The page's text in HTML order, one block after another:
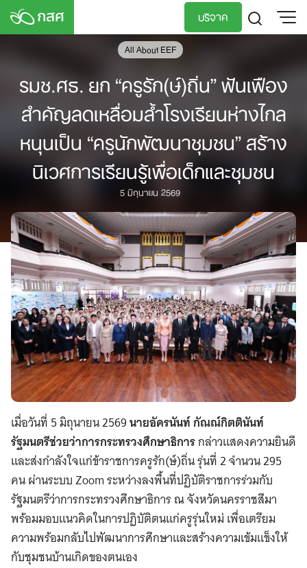
Skip
บริจาค
All About EEF
รมช.ศธ. ยก “ครูรัก(ษ์)ถิ่น” ฟันเฟือง
สำคัญลดเหลื่อมล้ำโรงเรียนห่างไกล
หนุนเป็น “ครูนักพัฒนาชุมชน” สร้าง
นิเวศการเรียนรู้เพื่อเด็กและชุมชน
5 มิถุนายน 2569
เมื่อวันที่ 5 มิถุนายน 2569นายอัครนันท์ กัณณ์กิตตินันท์
รัฐมนตรีช่วยว่าการกระทรวงศึกษาธิการกล่าวแสดงความยินดี
และส่งกำลังใจแก่ข้าราชการครูรัก(ษ์)ถิ่น รุ่นที่ 2 จำนวน 295
คน ผ่านระบบ Zoom ระหว่างลงพื้นที่ปฏิบัติราชการร่วมกับ
รัฐมนตรีว่าการกระทรวงศึกษาธิการ ณ จังหวัดนครราชสีมา
พร้อมมอบแนวคิดในการปฏิบัติตนแก่ครูรุ่นใหม่ เพื่อเตรียม
ความพร้อมกลับไปพัฒนาการศึกษาและสร้างความเข้มแข็งให้
กับชุมชนบ้านเกิดของตนเอง